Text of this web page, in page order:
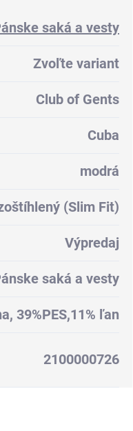
saká a vesty
Zvoľte variant
Club of Gents
Cuba
modrá
(Slim Fit)
Výpredaj
saká a vesty
39%PES,11% ľan
2100000726